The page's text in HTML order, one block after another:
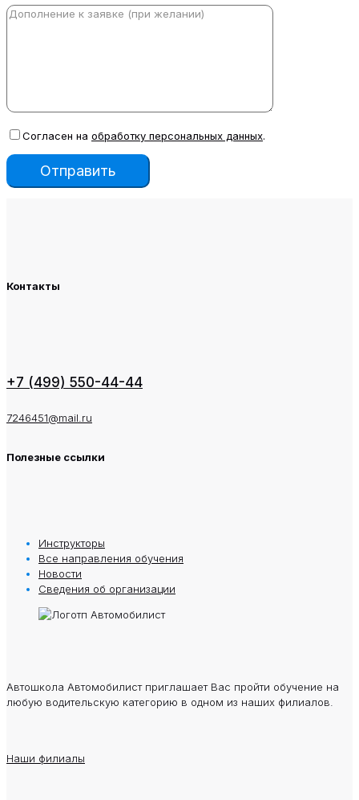
Согласен на обработку персональных данных.
Контакты
+7 (499) 550-44-44
7246451@mail.ru
Полезные ссылки
Инструкторы
Все направления обучения
Новости
Сведения oб oрганизации
Автошкола Автомобилист приглашает Вас пройти обучение на
любую водительскую категорию в одном из наших филиалов.
Наши филиалы